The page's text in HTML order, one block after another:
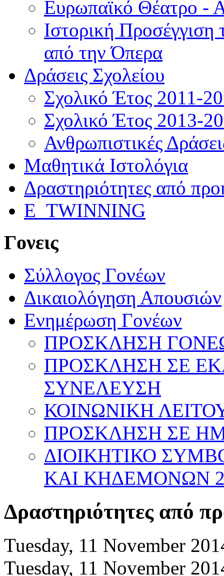
Ευρωπαϊκό Θέατρο -
Ιστορική
από την Όπερα
Δράσεις Σχολείου
Σχολικό Έτος 2011-
Σχολικό Έτος 2013-
Ανθρωπιστικές
Μαθητικά Ιστολόγια
Δραστηριότητες από
E_TWINNING
Γονεις
Σύλλογος Γονέων
Δικαιολόγηση Απουσιών
Ενημέρωση Γονέων
ΠΡΟΣΚΛΗΣΗ
ΠΡΟΣΚΛΗΣΗ ΣΕ
ΣΥΝΕΛΕΥΣΗ
ΚΟΙΝΩΝΙΚΗ
ΠΡΟΣΚΛΗΣΗ ΣΕ
ΔΙΟΙΚΗΤΙΚΟ
ΚΑΙ ΚΗΔΕΜΟΝΩΝ
Δραστηριότητες από
Tuesday, 11 November
Tuesday, 11 November